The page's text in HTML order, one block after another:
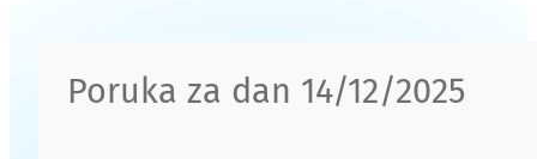
Poruka za dan 14/12/2025